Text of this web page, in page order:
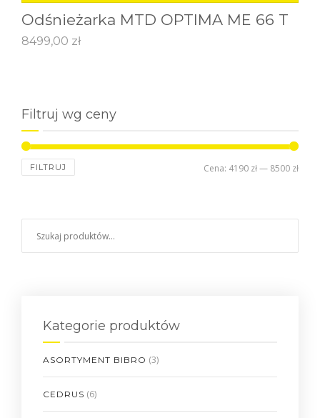
Odśnieżarka MTD OPTIMA ME 66 T
8499,00 zł
Filtruj wg ceny
FILTRUJ Cena: 4190 zł— 8500 zł
Kategorie produktów
ASORTYMENT BIBRO (3)
CEDRUS (6)